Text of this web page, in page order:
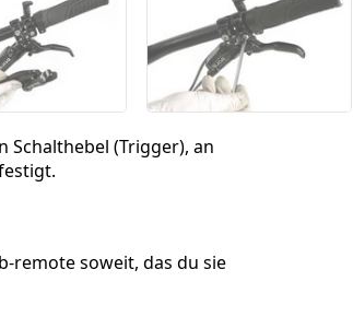
Abbrechen Kommentieren
Schalthebel (Trigger), an
remote soweit, das du sie